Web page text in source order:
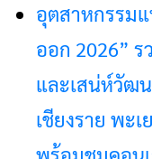
อุตสาหกรรม
ออก 2026” ร
และเสน่ห์วัฒ
เชียงราย พะ